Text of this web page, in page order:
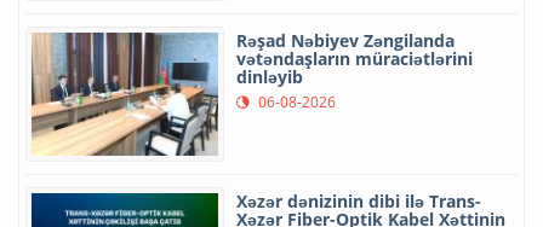
Rəşad Nəbiyev Zəngilanda
vətəndaşların müraciətlərini
dinləyib
06-08-2026
Xəzər dənizinin dibi ilə Trans-
Xəzər Fiber-Optik Kabel Xəttinin